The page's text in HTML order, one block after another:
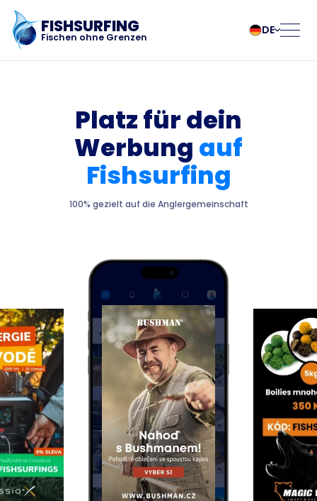
FISHSURFING
Fischen ohne Grenzen
DE
Dansk
English
Español
Português
Românesc
Pусский
Startseite
Fishsurfing
Business
Platz für dein
Werbung auf
Fishsurfing
100% gezielt auf die Anglergemeinschaft